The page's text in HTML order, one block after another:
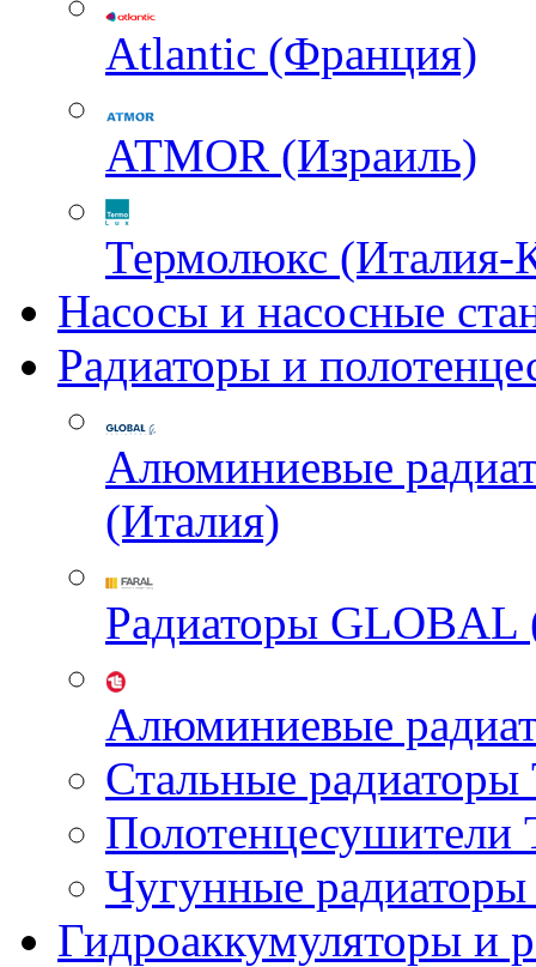
Atlantic (Франция)
ATMOR (Израиль)
Термолюкс (Италия-
Насосы и насосные
Радиаторы и
Алюминиевые
(Италия)
Радиаторы GLOBAL
Алюминиевые
Стальные
Чугунные
Гидроаккумуляторы и